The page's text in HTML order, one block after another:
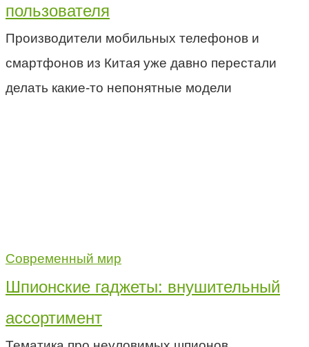
пользователя
Производители мобильных телефонов и
смартфонов из Китая уже давно перестали
делать какие-то непонятные модели
Современный мир
Шпионские гаджеты: внушительный
ассортимент